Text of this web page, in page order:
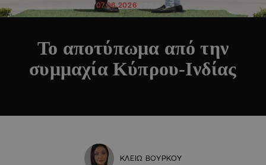
07.06.2026
Το αποτύπωμα από την
συμμαχία Κύπρου-Ινδίας
ΚΛΕΙΩ ΒΟΥΡΚΟΥ